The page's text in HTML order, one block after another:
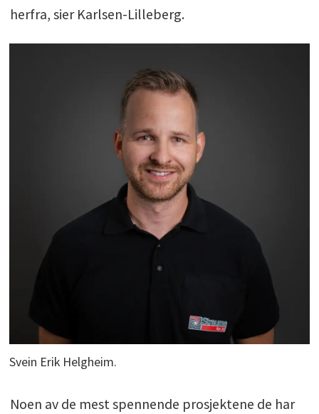
herfra, sier Karlsen-Lilleberg.
Svein Erik Helgheim.
Noen av de mest spennende prosjektene de har